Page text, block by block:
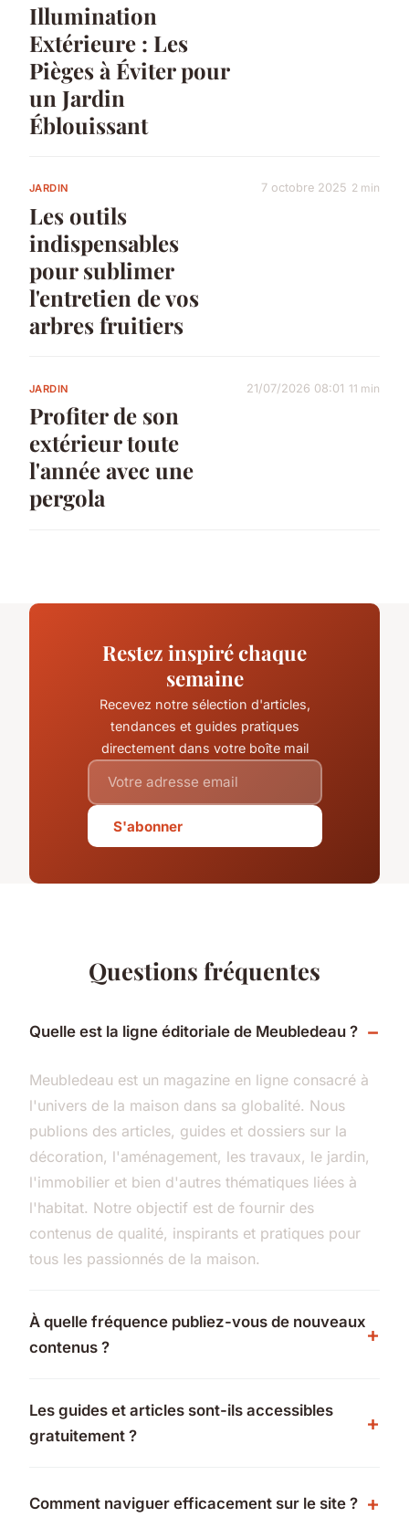
Illumination
Extérieure : Les
Pièges à Éviter pour
un Jardin
Éblouissant
JARDIN
Les outils
indispensables
pour sublimer
l'entretien de vos
arbres fruitiers
7 octobre 2025 2 min
JARDIN
Profiter de son
extérieur toute
l'année avec une
pergola
21/07/2026 08:01 11 min
Restez inspiré chaque
semaine
Recevez notre sélection d'articles,
tendances et guides pratiques
directement dans votre boîte mail
S'abonner
Questions fréquentes
Quelle est la ligne éditoriale de Meubledeau ?
Meubledeau est un magazine en ligne consacré à
l'univers de la maison dans sa globalité. Nous
publions des articles, guides et dossiers sur la
décoration, l'aménagement, les travaux, le jardin,
l'immobilier et bien d'autres thématiques liées à
l'habitat. Notre objectif est de fournir des
contenus de qualité, inspirants et pratiques pour
tous les passionnés de la maison.
À quelle fréquence publiez-vous de nouveaux
contenus ?
Les guides et articles sont-ils accessibles
gratuitement ?
Comment naviguer efficacement sur le site ?